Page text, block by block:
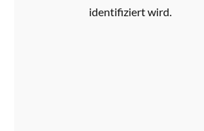
identifiziert wird.